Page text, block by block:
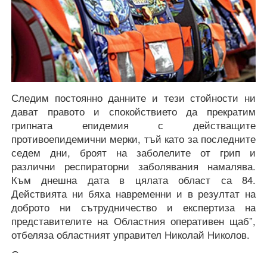
Следим постоянно данните и тези стойности ни
дават правото и спокойствието да прекратим
грипната епидемия с действащите
противоепидемични мерки, тъй като за последните
седем дни, броят на заболелите от грип и
различни респираторни заболявания намалява.
Към днешна дата в цялата област са 84.
Действията ни бяха навременни и в резултат на
доброто ни сътрудничество и експертиза на
представителите на Областния оперативен щаб”,
отбеляза областният управител Николай Николов.